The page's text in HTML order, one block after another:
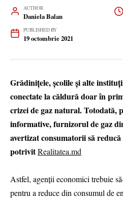
AUTHOR
Daniela Balan
PUBLISHED BY
19 octombrie 2021
Grădinițele, școlile și alte
conectate la căldură doar în
crizei de gaz natural. Totodată,
informative, furnizorul de gaz
avertizat consumatorii să
potrivitRealitatea.md
Astfel, agenții economici trebuie
pentru a reduce din consumul de